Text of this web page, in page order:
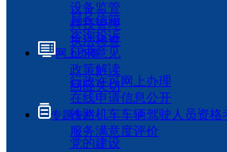
设备监管
科技管理
执法检查
局长信箱
咨询投诉
征求意见
政策解读
回应关切
网上办事
行政许可网上办理
在线申请信息公开
铁路机车车辆驾驶人员资格
服务满意度评价
专题专栏
党的建设